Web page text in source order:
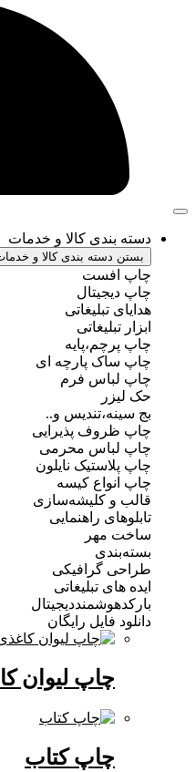
کالا و خدمات
بندی کالا و خدمات باز کردن
پارچه ای
فرم
و..
پذیرایی
محرمی
نایلون
کیسه
کلیشه‌سازی
راهنمایی
گرافیکی
تبلیغاتی
فایل رایگان
چاپ لیوان کاغذی(1)
چاپ کتاب